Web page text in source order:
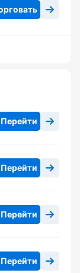
Перейти
Перейти
Перейти
Перейти